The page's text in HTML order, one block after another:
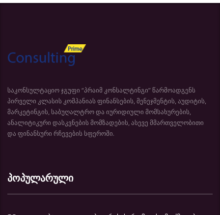
საკონსულტაციო ჯგუფი “პრაიმ კონსალტინგი” წარმოადგენს
პირველი კლასის კომპანიას ფინანსების, მენეჯმენტის, აუდიტის,
მარკეტინგის, საბუღალტრო და იურიდიული მომსახურების,
ანალიტიკური დასკვნების მომზადების, ასევე მმართველობითი
და ფინანსური რჩევების სფეროში.
პოპულარული